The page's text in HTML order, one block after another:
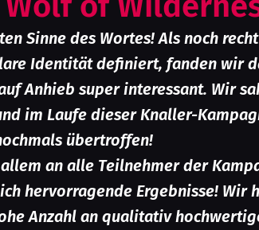
Sinne des Wortes! Als noch
Identität definiert, fanden wir
Anhieb super interessant. Wir
im Laufe dieser Knaller-
übertroffen!
an alle Teilnehmer der
hervorragende Ergebnisse! Wir
Anzahl an qualitativ